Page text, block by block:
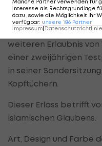
Auch Kopftücher
Neben der Torlinien-
weiteren Erlaubnis
einer zweijährigen
in seiner
Kopftüchern.
Dieser Erlass betrifft
islamischen Glaubens.
Art, Design und Farbe
Interesse als Rechtsgrundlage
dazu, sowie die Möglichkeit Ihr
verfügbar: unsere 186 Partner
Impressum|Datenschutzrichtlinie